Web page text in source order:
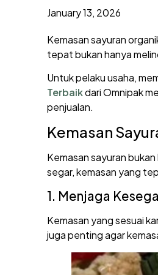
January 13, 2026
Kemasan sayuran
tepat bukan hanya
Untuk pelaku usaha,
Terbaikdari Omnipak
penjualan.
Kemasan
Kemasan sayuran
segar, kemasan yang
1. Menjaga
Kemasan yang sesuai
juga penting agar